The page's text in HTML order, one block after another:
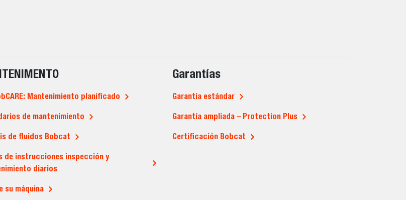
Mantenimiento planificado
de mantenimiento
de fluidos Bobcat
de instrucciones inspección y
diarios
su máquina
Garantías
Garantía estándar
Garantía ampliada – Protection Plus
Certificación Bobcat